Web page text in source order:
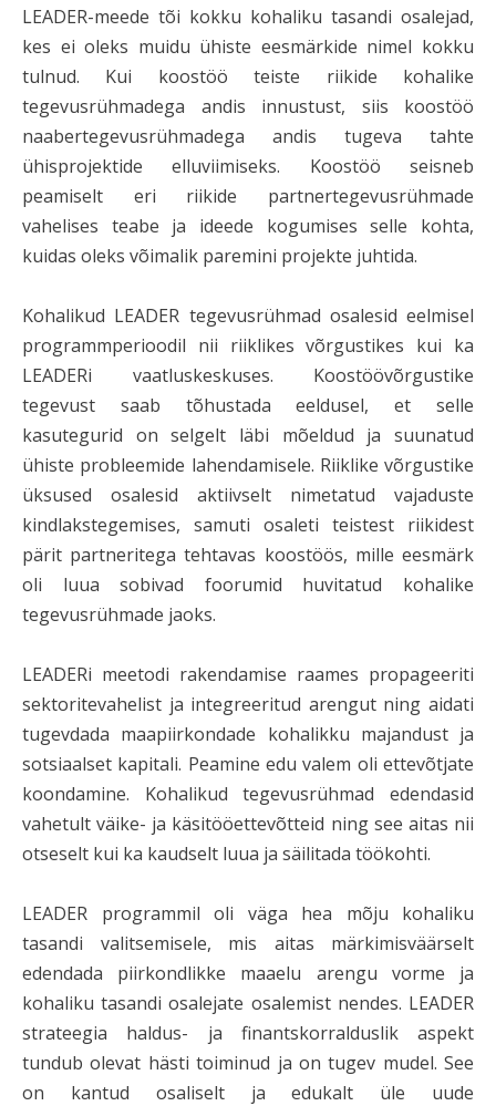
LEADER-meede tõi kokku kohaliku tasandi osalejad,
kes ei oleks muidu ühiste eesmärkide nimel kokku
tulnud. Kui koostöö teiste riikide kohalike
tegevusrühmadega andis innustust, siis koostöö
naabertegevusrühmadega andis tugeva tahte
ühisprojektide elluviimiseks. Koostöö seisneb
peamiselt eri riikide partnertegevusrühmade
vahelises teabe ja ideede kogumises selle kohta,
kuidas oleks võimalik paremini projekte juhtida.
Kohalikud LEADER tegevusrühmad osalesid eelmisel
programmperioodil nii riiklikes võrgustikes kui ka
LEADERi vaatluskeskuses. Koostöövõrgustike
tegevust saab tõhustada eeldusel, et selle
kasutegurid on selgelt läbi mõeldud ja suunatud
ühiste probleemide lahendamisele. Riiklike võrgustike
üksused osalesid aktiivselt nimetatud vajaduste
kindlakstegemises, samuti osaleti teistest riikidest
pärit partneritega tehtavas koostöös, mille eesmärk
oli luua sobivad foorumid huvitatud kohalike
tegevusrühmade jaoks.
LEADERi meetodi rakendamise raames propageeriti
sektoritevahelist ja integreeritud arengut ning aidati
tugevdada maapiirkondade kohalikku majandust ja
sotsiaalset kapitali. Peamine edu valem oli ettevõtjate
koondamine. Kohalikud tegevusrühmad edendasid
vahetult väike- ja käsitööettevõtteid ning see aitas nii
otseselt kui ka kaudselt luua ja säilitada töökohti.
LEADER programmil oli väga hea mõju kohaliku
tasandi valitsemisele, mis aitas märkimisväärselt
edendada piirkondlikke maaelu arengu vorme ja
kohaliku tasandi osalejate osalemist nendes. LEADER
strateegia haldus- ja finantskorralduslik aspekt
tundub olevat hästi toiminud ja on tugev mudel. See
on kantud osaliselt ja edukalt üle uude